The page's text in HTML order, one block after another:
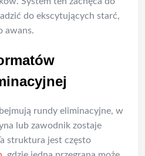
do ekscytujących starć,
awans.
rundy eliminacyjne, w
lub zawodnik zostaje
struktura jest często